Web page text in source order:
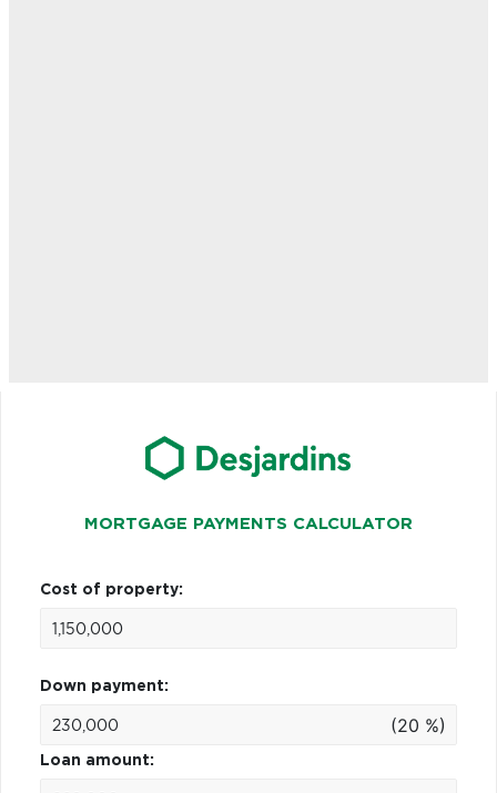
MORTGAGE PAYMENTS CALCULATOR
Cost of property:
Down payment:
(20 %)
Loan amount: